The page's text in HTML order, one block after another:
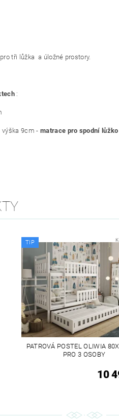
tři lůžka a úložné prostory.
:
výška 9cm -matrace pro spodní
TIP
PATROVÁ POSTEL OLIWIA
PRO 3 OSOBY
10